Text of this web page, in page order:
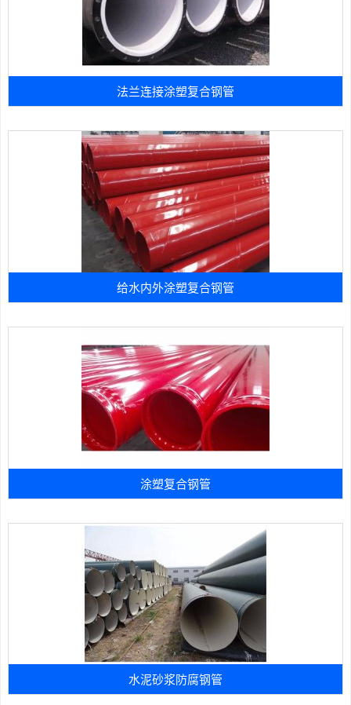
法兰连接涂塑复合钢管
给水内外涂塑复合钢管
涂塑复合钢管
水泥砂浆防腐钢管